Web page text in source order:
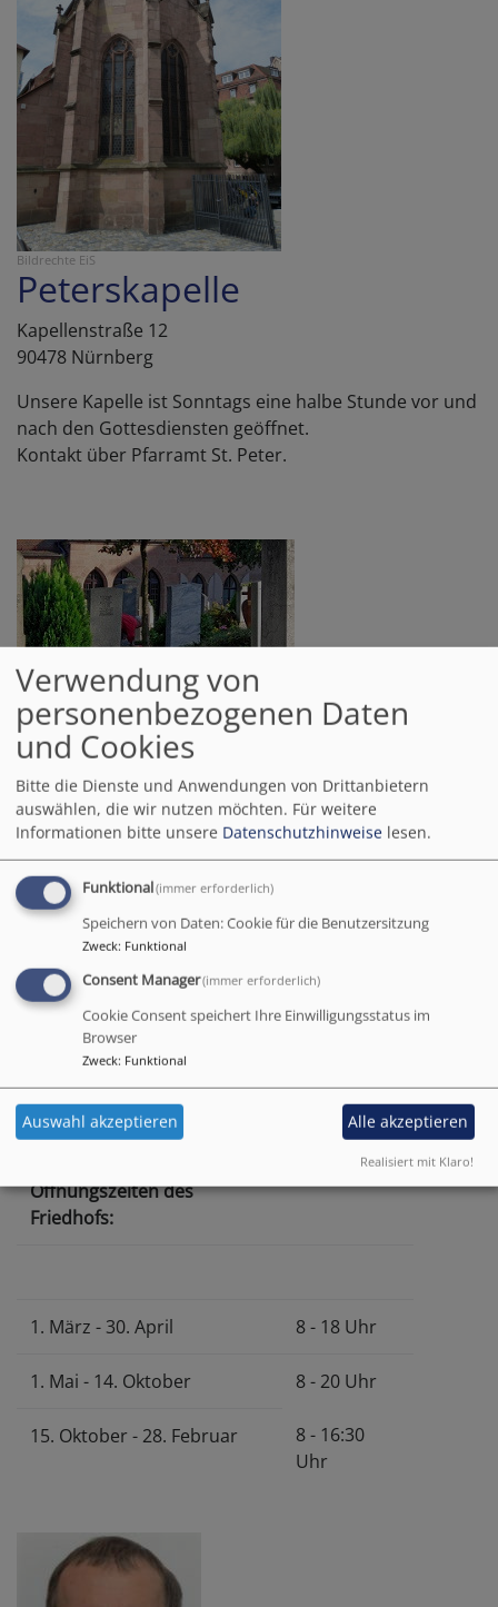
Bildrechte EiS
Peterskapelle
Kapellenstraße 12
90478 Nürnberg
Unsere Kapelle ist Sonntags eine halbe Stunde vor und
nach den Gottesdiensten geöffnet.
Kontakt über Pfarramt St. Peter.
Friedhof St. Peter
Schloßstraße 4-9
90478 Nürnberg
Friedhofsverwaltung:
Regensburger Str. 30
90478 Nürnberg
Tel.0911 - 46 60 76
E-Mail
friedhof.st-peter(at)elkb.de
Mo - Fr 10 - 12 Uhr
Ferien: Di - Do 10 - 12 Uhr
Öffnungszeiten des
Friedhofs:
1. März - 30. April 8 - 18 Uhr
1. Mai - 14. Oktober 8 - 20 Uhr
15. Oktober - 28. Februar
8 - 16:30
Uhr
Verwendung von
personenbezogenen Daten
und Cookies
Bitte die Dienste und Anwendungen von Drittanbietern
auswählen, die wir nutzen möchten. Für weitere
Informationen bitte unsere Datenschutzhinweise lesen.
Funktional(immer erforderlich)
Speichern von Daten: Cookie für die Benutzersitzung
Zweck: Funktional
Consent Manager(immer erforderlich)
Cookie Consent speichert Ihre Einwilligungsstatus im
Browser
Zweck: Funktional
Auswahl akzeptieren Alle akzeptieren
Realisiert mit Klaro!